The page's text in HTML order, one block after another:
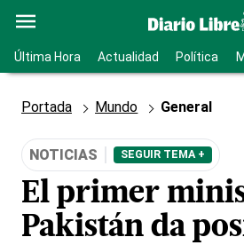
Última Hora Actualidad Política
Portada Mundo General
NOTICIAS SEGUIR TEMA +
El primer
Pakistán da